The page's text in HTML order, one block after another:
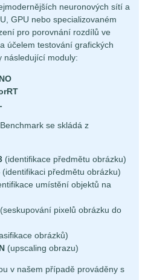
neuronových sítí a
GPU nebo specializovaném
pro porovnání rozdílů ve
účelem testování grafických
následující moduly:
se skládá z
(identifikace předmětu obrázku)
(identifikaci předmětu obrázku)
umístění objektů na
(seskupování pixelů obrázku do
obrázků)
(upscaling obrazu)
v našem případě prováděny s